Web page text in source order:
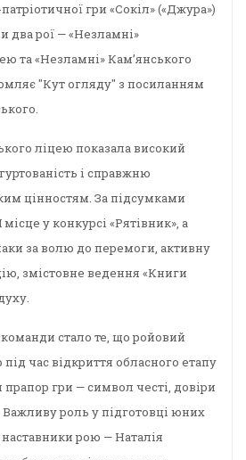
гри «Сокіл» («Джура»)
два рої — «Незламні»
та «Незламні» Кам’янського
"Кут огляду" з посиланням
ліцею показала високий
і справжню
цінностям. За підсумками
місце у конкурсі «Рятівник», а
за волю до перемоги, активну
змістовне ведення «Книги
стало те, що ройовий
час відкриття обласного етапу
гри — символ честі, довіри
Важливу роль у підготовці юних
наставники рою — Наталія